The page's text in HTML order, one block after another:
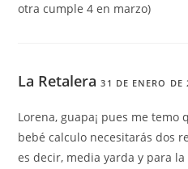
otra cumple 4 en marzo)
La Retalera 31 DE ENERO DE
Lorena, guapa¡ pues me
bebé calculo necesitarás dos
es decir, media yarda y para